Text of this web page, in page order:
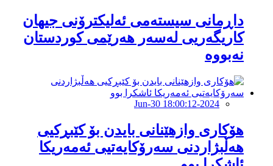
داڕمانى سیستەمى ئەلیکترۆنى جیهان
کاریگەریی لەسەر هەرێمى کوردستان
نەبووە
2024-Jun-30 18:00:12
هۆکارى وازهێنانی بایدن بۆ کێبڕکیی
هەڵبژاردنى سەرۆکایەتیی ئەمەریکا